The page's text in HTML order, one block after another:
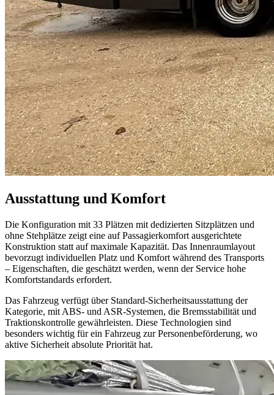
Ausstattung und Komfort
Die Konfiguration mit 33 Plätzen mit dedizierten Sitzplätzen und
ohne Stehplätze zeigt eine auf Passagierkomfort ausgerichtete
Konstruktion statt auf maximale Kapazität. Das Innenraumlayout
bevorzugt individuellen Platz und Komfort während des Transports
– Eigenschaften, die geschätzt werden, wenn der Service hohe
Komfortstandards erfordert.
Das Fahrzeug verfügt über Standard-Sicherheitsausstattung der
Kategorie, mit ABS- und ASR-Systemen, die Bremsstabilität und
Traktionskontrolle gewährleisten. Diese Technologien sind
besonders wichtig für ein Fahrzeug zur Personenbeförderung, wo
aktive Sicherheit absolute Priorität hat.